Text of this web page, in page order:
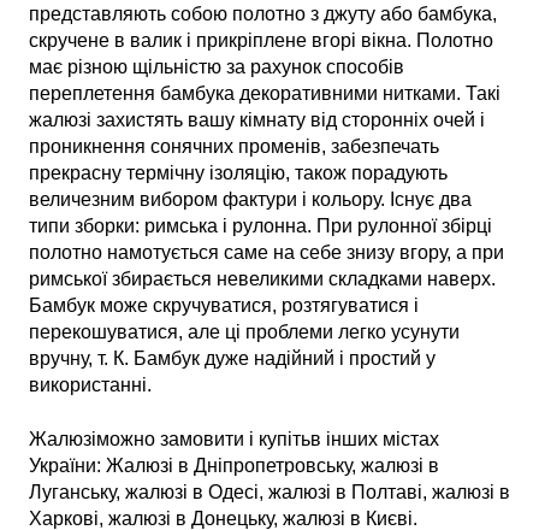
представляють собою полотно з джуту або бамбука,
скручене в валик і прикріплене вгорі вікна. Полотно
має різною щільністю за рахунок способів
переплетення бамбука декоративними нитками. Такі
жалюзі захистять вашу кімнату від сторонніх очей і
проникнення сонячних променів, забезпечать
прекрасну термічну ізоляцію, також порадують
величезним вибором фактури і кольору. Існує два
типи зборки: римська і рулонна. При рулонної збірці
полотно намотується саме на себе знизу вгору, а при
римської збирається невеликими складками наверх.
Бамбук може скручуватися, розтягуватися і
перекошуватися, але ці проблеми легко усунути
вручну, т. К. Бамбук дуже надійний і простий у
використанні.
Жалюзіможно замовити і купітьв інших містах
України: Жалюзі в Дніпропетровську, жалюзі в
Луганську, жалюзі в Одесі, жалюзі в Полтаві, жалюзі в
Харкові, жалюзі в Донецьку, жалюзі в Києві.